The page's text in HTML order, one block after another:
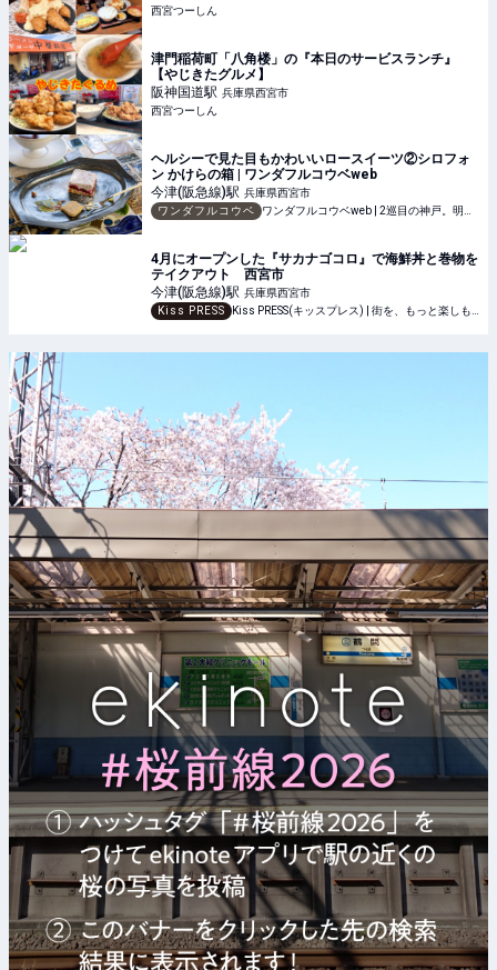
西宮つーしん
津門稲荷町「八角楼」の『本日のサービスランチ』
【やじきたグルメ】
阪神国道駅 兵庫県西宮市
西宮つーしん
ヘルシーで見た目もかわいいロースイーツ②シロフォ
ン かけらの箱 | ワンダフルコウベweb
今津(阪急線)駅 兵庫県西宮市
ワンダフルコウベ
4月にオープンした『サカナゴコロ』で海鮮丼と巻物を
テイクアウト 西宮市
今津(阪急線)駅 兵庫県西宮市
Kiss PRESS